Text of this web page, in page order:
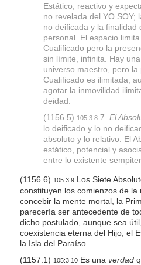
Estático, reactivo y
no revelada del YO SOY;
no deificada y la finalidad
personal. El espacio
Cualificado pero la
sin límite, infinita. Hay
universo maestro, pero la
Cualificado es ilimitada;
agotar la inmovilidad
deidad.
(1156.5) 105:3.87. El
lo deificado y lo no
absoluto y lo relativo. El
estático, potencial y
entre lo existente
(1156.6) 105:3.9Los Siete
constituyen los comienzos de
concebir la mente mortal, la
parecería ser antecedente de
dicho postulado, aunque sea
coexistencia eterna del Hijo, el
la Isla del Paraíso.
(1157.1) 105:3.10Es una verdad